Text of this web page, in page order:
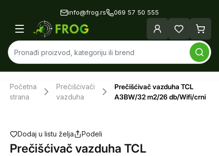
info@frog.rs 069 57 50 555
Početna
strana
Prečišćivači
vazduha
Prečišćivač vazduha TCL
A3BW/32 m2/26 db/Wifi/crni
Dodaj u listu želja Podeli
Prečišćivač vazduha TCL